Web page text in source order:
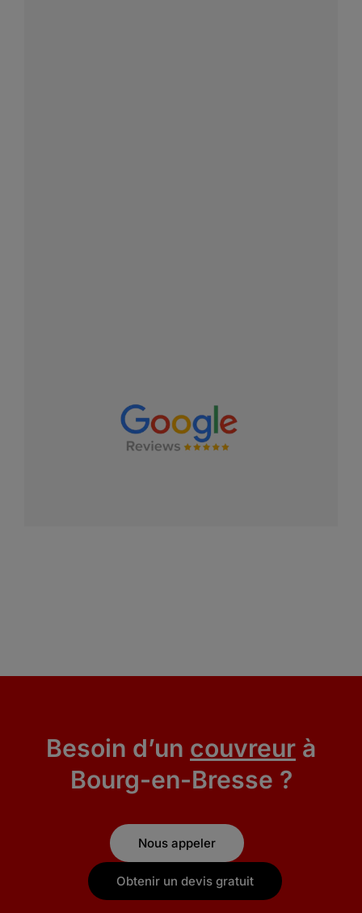
Besoin d’un couvreur à
Bourg-en-Bresse ?
Nous appeler
Obtenir un devis gratuit